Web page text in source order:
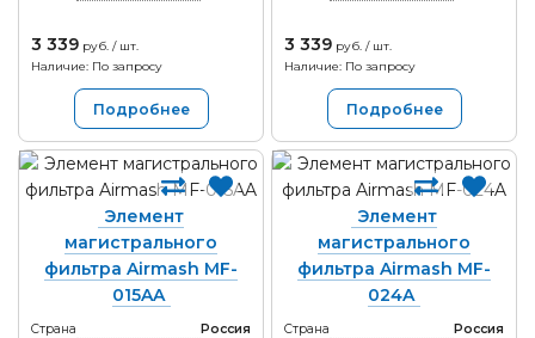
3 339 руб. / шт.
Наличие: По запросу
Подробнее
3 339 руб. / шт.
Наличие: По запросу
Подробнее
Элемент
магистрального
фильтра Airmash MF-
015AA
Страна Россия
Элемент
магистрального
фильтра Airmash MF-
024A
Страна Россия